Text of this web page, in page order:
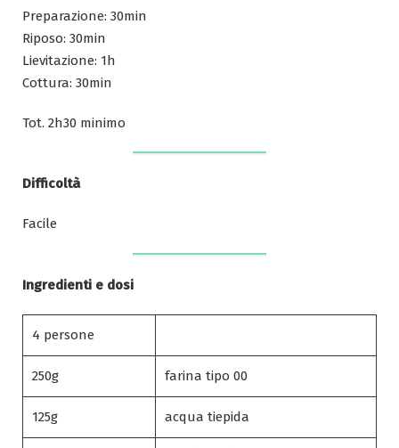
Preparazione: 30min
Riposo: 30min
Lievitazione: 1h
Cottura: 30min
Tot. 2h30 minimo
Difficoltà
Facile
Ingredienti e dosi
4 persone
250g farina tipo 00
125g acqua tiepida